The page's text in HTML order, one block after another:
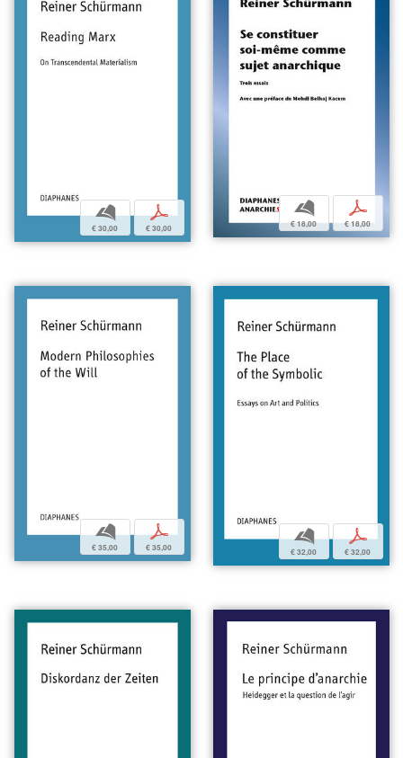
b
€ 30,00
p
€ 30,00
b
€ 18,00
p
€ 18,00
b
€ 35,00
p
€ 35,00
b
€ 32,00
p
€ 32,00